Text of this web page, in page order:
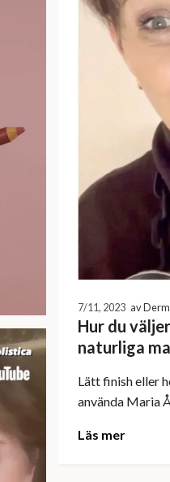
7/11, 2023 av
Hur du
naturliga
Lätt finish eller
använda Maria
Läs mer